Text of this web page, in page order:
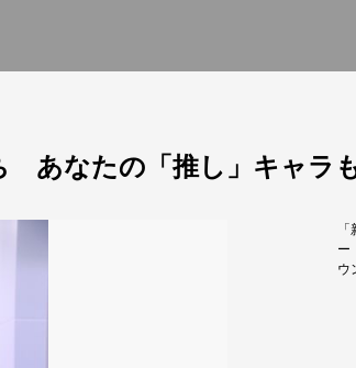
あなたの「推し」キャラ
ー
ウ